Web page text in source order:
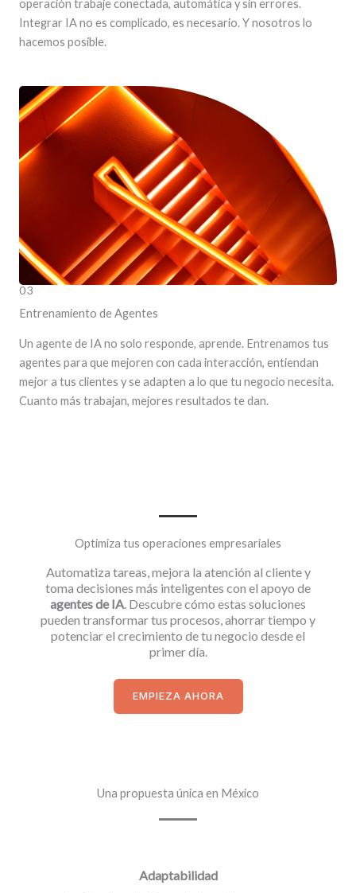
operación trabaje conectada, automática y sin errores.
Integrar IA no es complicado, es necesario. Y nosotros lo
hacemos posible.
03
Entrenamiento de Agentes
Un agente de IA no solo responde, aprende. Entrenamos tus
agentes para que mejoren con cada interacción, entiendan
mejor a tus clientes y se adapten a lo que tu negocio necesita.
Cuanto más trabajan, mejores resultados te dan.
Optimiza tus operaciones empresariales
Automatiza tareas, mejora la atención al cliente y
toma decisiones más inteligentes con el apoyo de
agentes de IA. Descubre cómo estas soluciones
pueden transformar tus procesos, ahorrar tiempo y
potenciar el crecimiento de tu negocio desde el
primer día.
EMPIEZA AHORA
Una propuesta única en México
Adaptabilidad